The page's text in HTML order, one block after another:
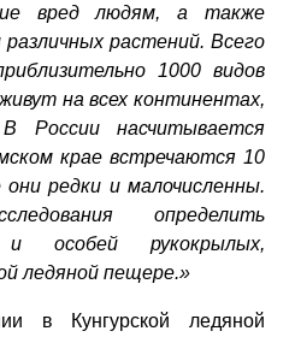
вред людям, а также
растений. Всего
1000 видов
на всех континентах,
России насчитывается
крае встречаются 10
редки и малочисленны.
определить
особей рукокрылых,
ледяной пещере.»
в Кунгурской ледяной